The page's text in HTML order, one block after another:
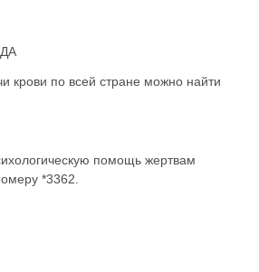
крови по всей стране можно найти
помощь жертвам
*3362.